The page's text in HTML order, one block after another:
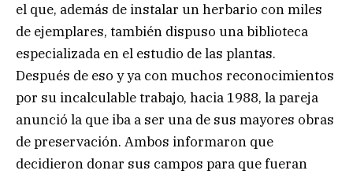
el que, además de instalar un herbario con miles
de ejemplares, también dispuso una biblioteca
especializada en el estudio de las plantas.
Después de eso y ya con muchos reconocimientos
por su incalculable trabajo, hacia 1988, la pareja
anunció la que iba a ser una de sus mayores obras
de preservación. Ambos informaron que
decidieron donar sus campos para que fueran